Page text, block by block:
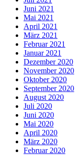
Juni 2021
Mai 2021
April 2021
März 2021
Februar 2021
Januar 2021
Dezember 2020
November 2020
Oktober 2020
September 2020
August 2020
Juli 2020
Juni 2020
Mai 2020
April 2020
März 2020
Februar 2020